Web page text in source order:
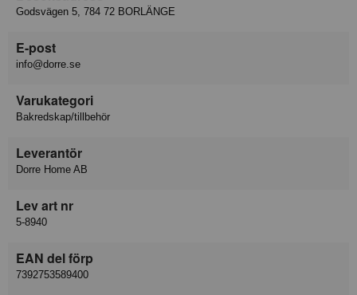
Godsvägen 5, 784 72 BORLÄNGE
E-post
info@dorre.se
Varukategori
Bakredskap/tillbehör
Leverantör
Dorre Home AB
Lev art nr
5-8940
EAN del förp
7392753589400